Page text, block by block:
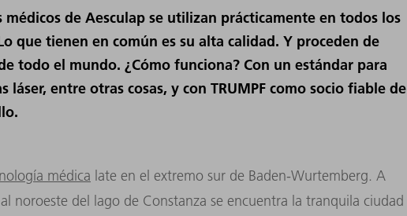
médicos de Aesculap se utilizan prácticamente en todos los
que tienen en común es su alta calidad. Y proceden de
todo el mundo. ¿Cómo funciona? Con un estándar para
láser, entre otras cosas, y con TRUMPF como socio fiable de
médica late en el extremo sur de Baden-Wurtemberg. A
noroeste del lago de Constanza se encuentra la tranquila ciudad